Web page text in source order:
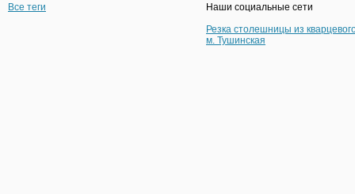
Все теги
Наши социальные сети
Резка столешницы из
м. Тушинская